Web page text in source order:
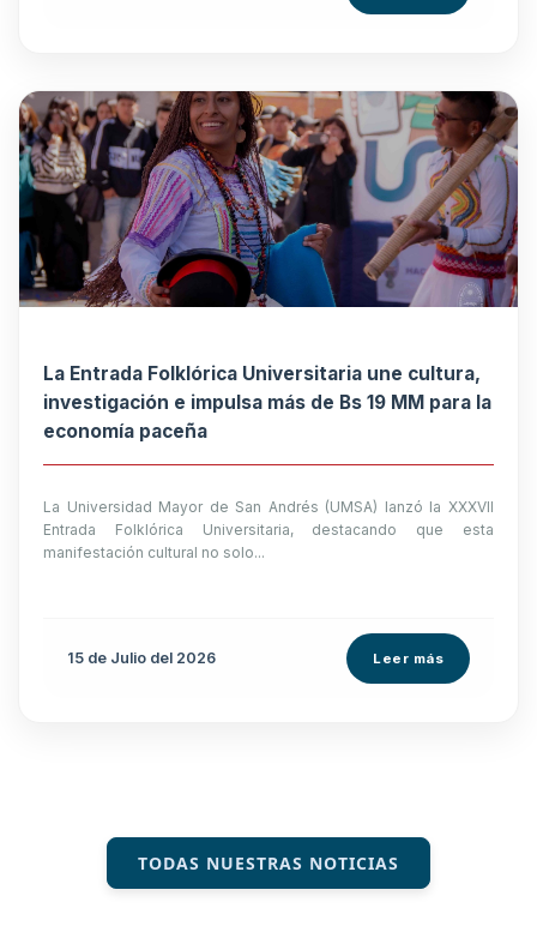
La Entrada Folklórica Universitaria une cultura,
investigación e impulsa más de Bs 19 MM para la
economía paceña
La Universidad Mayor de San Andrés (UMSA) lanzó la XXXVII
Entrada Folklórica Universitaria, destacando que esta
manifestación cultural no solo...
15 de Julio del 2026 Leer más
TODAS NUESTRAS NOTICIAS